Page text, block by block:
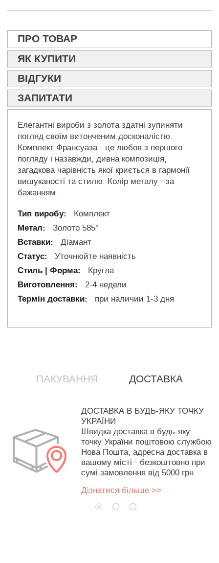
ПРО ТОВАР
ЯК КУПИТИ
ВІДГУКИ
ЗАПИТАТИ
Елегантні вироби з золота здатні зупиняти
погляд своїм витонченим досконалістю.
Комплект Франсуаза - це любов з першого
погляду і назавжди, дивна композиція,
загадкова чарівність якої криється в гармонії
вишуканості та стилю. Колір металу - за
бажанням.
Комплект
Золото 585°
Діамант
Уточнюйте наявність
Кругла
2-4 недели
при наличии 1-3 дня
ПАКУВАННЯ ДОСТАВКА
ДОСТАВКА В БУДЬ-ЯКУ ТОЧКУ
УКРАЇНИ
Швидка доставка в будь-яку
точку України поштовою службою
Нова Пошта, адресна доставка в
вашому місті - безкоштовно при
сумі замовлення від 5000 грн.
Дізнатися більше >>